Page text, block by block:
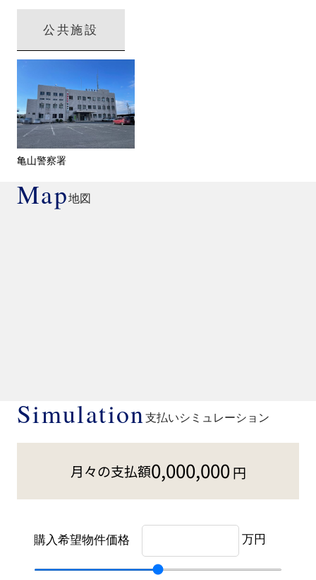
公共施設
亀山警察署
Map地図
Simulation支払いシミュレーション
月々の支払額0,000,000円
購入希望物件価格 万円